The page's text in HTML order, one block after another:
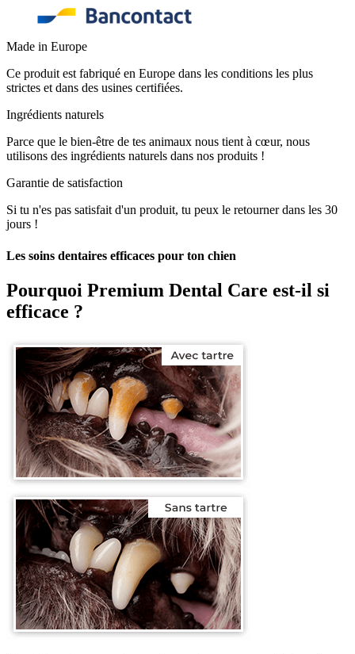
Made in Europe
Ce produit est fabriqué en Europe dans les conditions les plus
strictes et dans des usines certifiées.
Ingrédients naturels
Parce que le bien-être de tes animaux nous tient à cœur, nous
utilisons des ingrédients naturels dans nos produits !
Garantie de satisfaction
Si tu n'es pas satisfait d'un produit, tu peux le retourner dans les 30
jours !
Les soins dentaires efficaces pour ton chien
Pourquoi Premium Dental Care est-il si
efficace ?